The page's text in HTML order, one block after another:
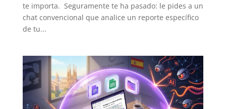
te importa. Seguramente te ha pasado: le pides a un
chat convencional que analice un reporte específico
de tu...